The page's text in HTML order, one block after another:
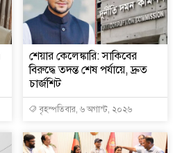
শেয়ার কেলেঙ্কারি: সাকিবের
বিরুদ্ধে তদন্ত শেষ পর্যায়ে, দ্রুত
চার্জশিট
বৃহস্পতিবার, ৬ অগাস্ট, ২০২৬